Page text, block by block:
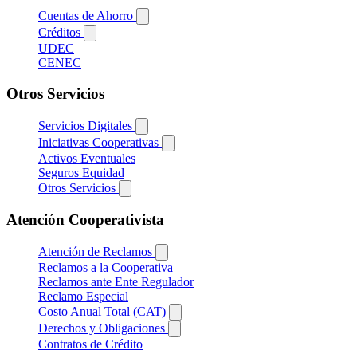
Cuentas de Ahorro
Créditos
UDEC
CENEC
Otros Servicios
Servicios Digitales
Iniciativas Cooperativas
Activos Eventuales
Seguros Equidad
Otros Servicios
Atención Cooperativista
Atención de Reclamos
Reclamos a la Cooperativa
Reclamos ante Ente Regulador
Reclamo Especial
Costo Anual Total (CAT)
Derechos y Obligaciones
Contratos de Crédito